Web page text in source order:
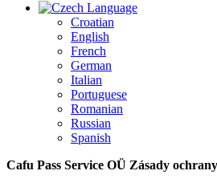
Language
Croatian
English
French
German
Italian
Portuguese
Romanian
Russian
Spanish
Cafu Pass Service OÜ Zásady